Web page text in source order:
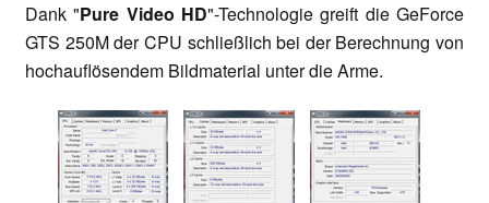
Dank "Pure Video HD"-Technologie greift die GeForce
GTS 250M der CPU schließlich bei der Berechnung von
hochauflösendem Bildmaterial unter die Arme.